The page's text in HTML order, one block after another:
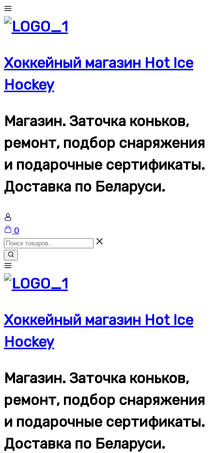
Перейти
к
содержимому
Хоккейный магазин Hot Ice
Hockey
Магазин. Заточка коньков,
ремонт, подбор снаряжения
и подарочные сертификаты.
Доставка по Беларуси.
Корзина
0
Хоккейный магазин Hot Ice
Hockey
Магазин. Заточка коньков,
ремонт, подбор снаряжения
и подарочные сертификаты.
Доставка по Беларуси.